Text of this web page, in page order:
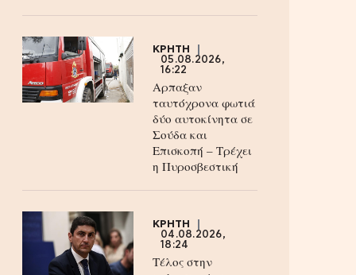
ΚΡΗΤΗ
05.08.2026,
16:22
Αρπαξαν
ταυτόχρονα φωτιά
δύο αυτοκίνητα σε
Σούδα και
Επισκοπή – Τρέχει
η Πυροσβεστική
ΚΡΗΤΗ
04.08.2026,
18:24
Τέλος στην